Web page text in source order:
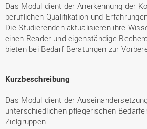
Das Modul dient der Anerkennung der
beruflichen Qualifikation und
Die Studierenden aktualisieren ihre
einen Reader und eigenständige
bieten bei Bedarf Beratungen zur
Kurzbeschreibung
Das Modul dient der
unterschiedlichen pflegerischen
Zielgruppen.